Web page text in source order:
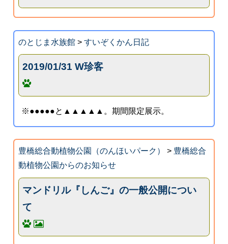
のとじま水族館> すいぞくかん日記
2019/01/31 W珍客
※●●●●●と▲▲▲▲▲。期間限定展示。
豊橋総合動植物公園（のんほいパーク） > 豊橋総合
動植物公園からのお知らせ
マンドリル『しんご』の一般公開につい
て